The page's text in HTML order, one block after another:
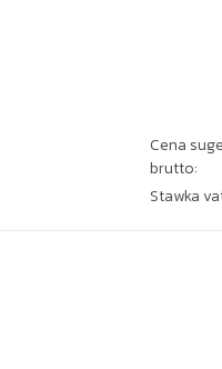
Cena
brutto:
Stawka